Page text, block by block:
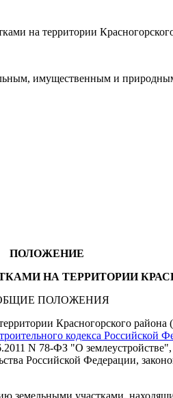
на территории
имущественным и
ПОЛОЖЕНИЕ
НА ТЕРРИТОРИИ
ПОЛОЖЕНИЯ
Красногорского района
кодекса Российской
N 78-ФЗ "О землеустройстве",
Российской Федерации,
участками,